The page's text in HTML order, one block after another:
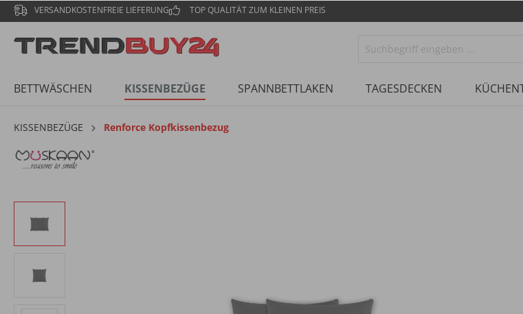
VERSANDKOSTENFREIE LIEFERUNG TOP QUALITÄT ZUM KLEINEN PREIS
BETTWÄSCHEN KISSENBEZÜGE SPANNBETTLAKEN TAGESDECKEN
KISSENBEZÜGE Renforce Kopfkissenbezug